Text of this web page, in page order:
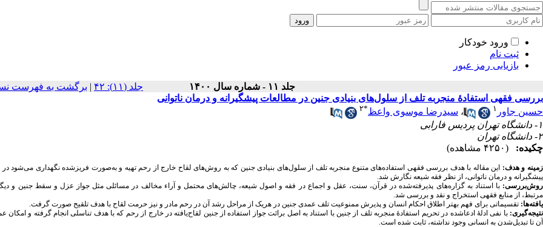
ورود خودکار
ثبت نام
بازیابی رمز عبور
جلد ۱۱ - شماره سال ۱۴۰۰ ‫جلد (۱۱): ۴۲ | برگشت به فهرست
بررسی فقهی استفادهٔ منجربه تلف از سلول‌های بنیادی جنین در مطالعات پیشگیرانه و درمان ناتوانی
حسین جاور ۱ ، سیدرضا موسوی واعظ*۲
۱- دانشگاه تهران پردیس فارابی
۲- دانشگاه تهران
چکیده:
(۴۲۵۰ مشاهده)
زمینه و هدف: این مقاله با هدف بررسی فقهی استفاده‌های متنوع منجربه تلف از سلول‌های بنیادی جنین که به روش‌های لقاح خارج از رحم تهیه و به‌صورت فریزشده نگهداری می‌شود
پیشگیرانه و درمان ناتوانی، از نظر فقه شیعه نگارش شد.
روش‌بررسی: با استناد به گزاره‌های پذیرفته‌شده در قرآن، سنت، عقل و اجماع در فقه و اصول شیعه، چالش‌های محتمل و آراء مخالف در مسائلی مثل جواز عزل و سقط جنین و
مرتبط، از منابع فقهی استخراج و نقد و بررسی شد.
یافته‌ها: تقسیماتی برای فهم بهتر اطلاق احکام انسان و پذیرش ممنوعیت تلف عمدی جنین در هریک از مراحل رشد آن در رحم مادر و نیز حرمت لقاح با هدف تلقیح صورت گرفت.
نتیجه‌گیری: با نفی ادله‌ٔ ادعاشده در تحریم استفادهٔ منجربه تلف از جنین با استناد به اصل برائت جواز استفاده از جنین لقاح‌یافته در خارج از رحم که با هدف تناسلی انجام گرفته و
آن تا تبدیل‌شدن به انسانی وجود نداشته، ثابت شده است.